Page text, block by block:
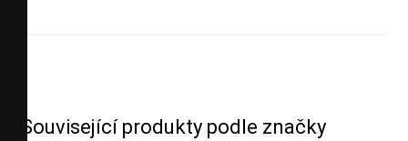
Související produkty podle značky